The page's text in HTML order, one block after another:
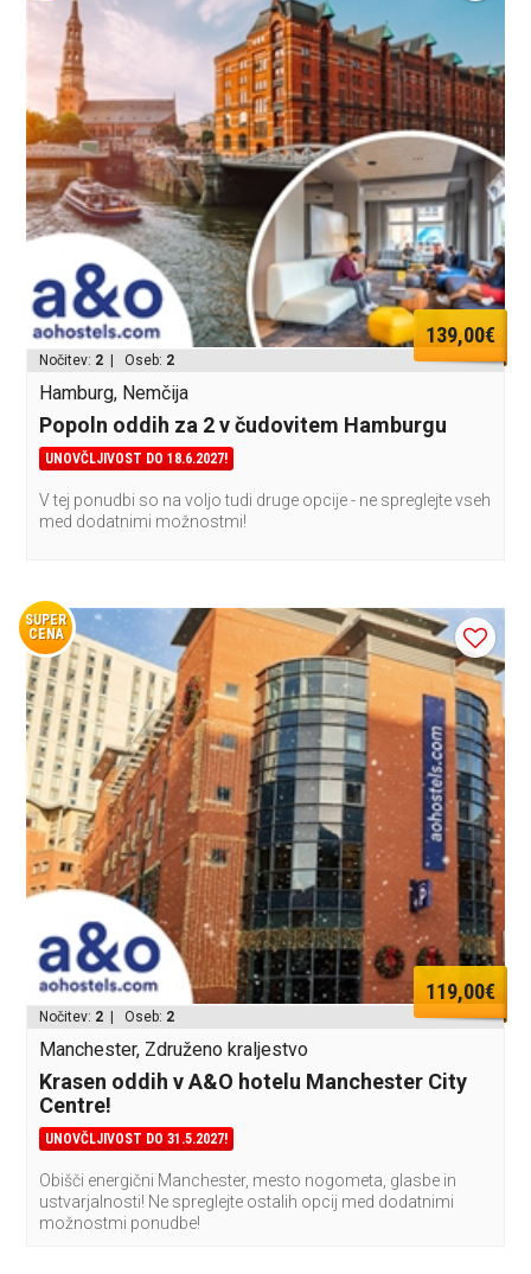
139,00€
Nočitev: 2 | Oseb: 2
Hamburg, Nemčija
Popoln oddih za 2 v čudovitem Hamburgu
UNOVČLJIVOST DO 18.6.2027!
V tej ponudbi so na voljo tudi druge opcije - ne spreglejte vseh
med dodatnimi možnostmi!
SUPER
CENA
119,00€
Nočitev: 2 | Oseb: 2
Manchester, Združeno kraljestvo
Krasen oddih v A&O hotelu Manchester City
Centre!
UNOVČLJIVOST DO 31.5.2027!
Obišči energični Manchester, mesto nogometa, glasbe in
ustvarjalnosti! Ne spreglejte ostalih opcij med dodatnimi
možnostmi ponudbe!